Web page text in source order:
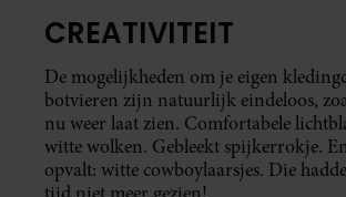
CREATIVITEIT
De mogelijkheden om je eigen
botvieren zijn natuurlijk eindeloos,
nu weer laat zien. Comfortabele
witte wolken. Gebleekt spijkerrokje.
opvalt: witte cowboylaarsjes. Die